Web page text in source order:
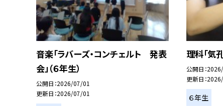
音楽「ラバーズ・コンチェルト 発表
会」（６年生）
公開日 2026/07/01
更新日 2026/07/01
理科「気
公開日
更新日
６年生